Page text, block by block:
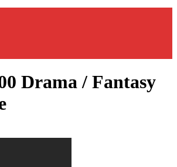
Drama / Fantasy